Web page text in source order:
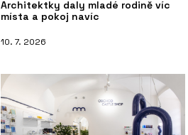
Architektky daly mladé rodině víc
místa a pokoj navíc
10. 7. 2026